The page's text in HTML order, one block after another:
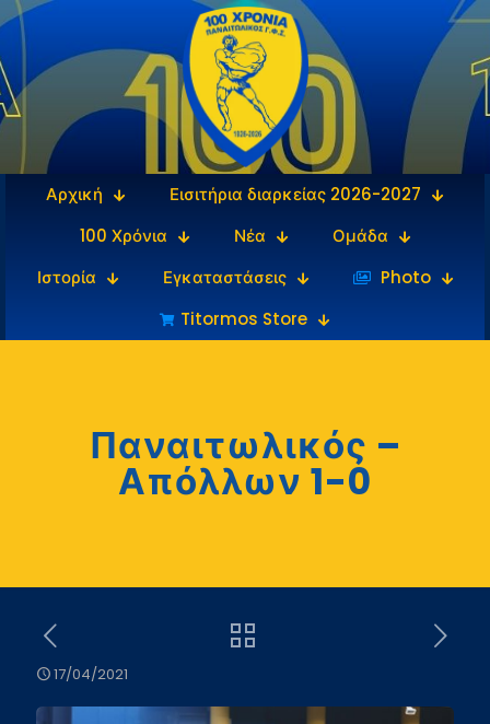
Αρχική
Εισιτήρια διαρκείας 2026-2027
100 Χρόνια
Νέα
Ομάδα
Ιστορία
Εγκαταστάσεις
‎‏‏‎ ‎Photo
Titormos Store
Παναιτωλικός –
Απόλλων 1-0
17/04/2021